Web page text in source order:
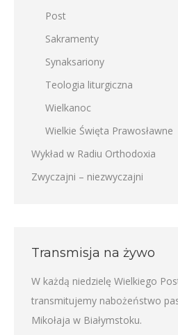
Post
Sakramenty
Synaksariony
Teologia liturgiczna
Wielkanoc
Wielkie Święta Prawosławne
Wykład w Radiu Orthodoxia
Zwyczajni – niezwyczajni
Transmisja na żywo
W każdą niedzielę Wielkiego
transmitujemy nabożeństwo
Mikołaja w Białymstoku.